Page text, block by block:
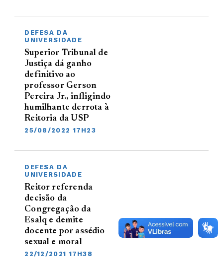
DEFESA DA
UNIVERSIDADE
Superior Tribunal de
Justiça dá ganho
definitivo ao
professor Gerson
Pereira Jr., infligindo
humilhante derrota à
Reitoria da USP
25/08/2022 17H23
DEFESA DA
UNIVERSIDADE
Reitor referenda
decisão da
Congregação da
Esalq e demite
docente por assédio
sexual e moral
22/12/2021 17H38